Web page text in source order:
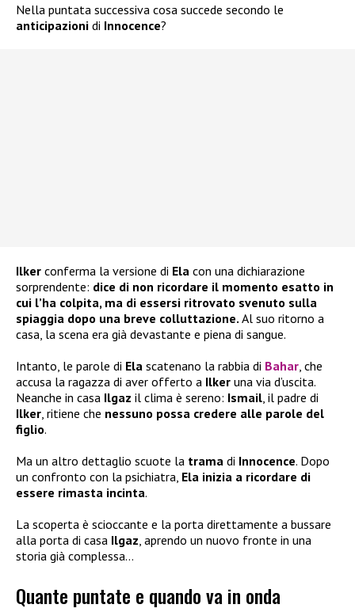
Nella puntata successiva cosa succede secondo le
anticipazioni di Innocence?
Ilker conferma la versione di Ela con una dichiarazione
sorprendente: dice di non ricordare il momento esatto in
cui l’ha colpita, ma di essersi ritrovato svenuto sulla
spiaggia dopo una breve colluttazione. Al suo ritorno a
casa, la scena era già devastante e piena di sangue.
Intanto, le parole di Ela scatenano la rabbia di Bahar , che
accusa la ragazza di aver offerto a Ilker una via d’uscita.
Neanche in casa Ilgaz il clima è sereno: Ismail , il padre di
Ilker , ritiene che nessuno possa credere alle parole del
figlio.
Ma un altro dettaglio scuote la trama di Innocence. Dopo
un confronto con la psichiatra, Ela inizia a ricordare di
essere rimasta incinta.
La scoperta è scioccante e la porta direttamente a bussare
alla porta di casa Ilgaz , aprendo un nuovo fronte in una
storia già complessa…
Quante puntate e quando va in onda